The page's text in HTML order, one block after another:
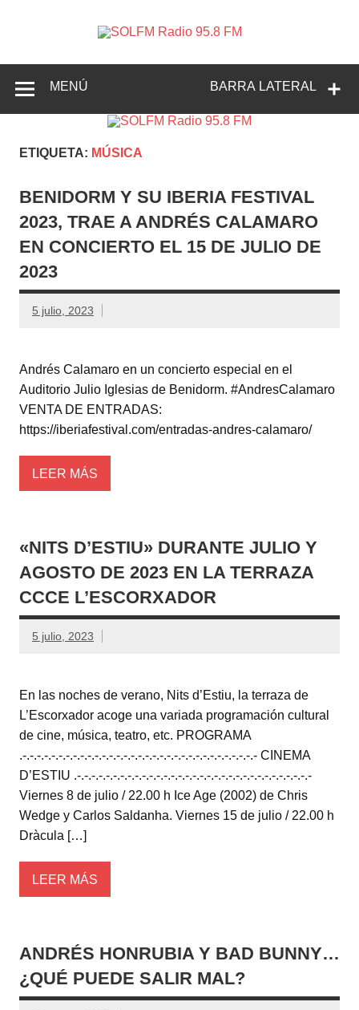
Radio
95.8 FM
Crevillente, Radio en Vega Baja y Radio en el Medio
BARRA LATERAL
MENÚ
ETIQUETA: MÚSICA
BENIDORM Y SU IBERIA FESTIVAL
2023, TRAE A ANDRÉS CALAMARO
EN CONCIERTO EL 15 DE JULIO DE
2023
5 julio, 2023
Andrés Calamaro en un concierto especial en el
Auditorio Julio Iglesias de Benidorm. #AndresCalamaro
VENTA DE ENTRADAS:
https://iberiafestival.com/entradas-andres-calamaro/
LEER MÁS
«NITS D’ESTIU» DURANTE JULIO Y
AGOSTO DE 2023 EN LA TERRAZA
CCCE L’ESCORXADOR
5 julio, 2023
En las noches de verano, Nits d’Estiu, la terraza de
L’Escorxador acoge una variada programación cultural
de cine, música, teatro, etc. PROGRAMA
.-.-.-.-.-.-.-.-.-.-.-.-.-.-.-.-.-.-.-.-.-.-.-.-.-.-.-.-.-.-.-.-.- CINEMA
D’ESTIU .-.-.-.-.-.-.-.-.-.-.-.-.-.-.-.-.-.-.-.-.-.-.-.-.-.-.-.-.-.-.-.-.-
Viernes 8 de julio / 22.00 h Ice Age (2002) de Chris
Wedge y Carlos Saldanha. Viernes 15 de julio / 22.00 h
Dràcula […]
LEER MÁS
ANDRÉS HONRUBIA Y BAD BUNNY…
¿QUÉ PUEDE SALIR MAL?